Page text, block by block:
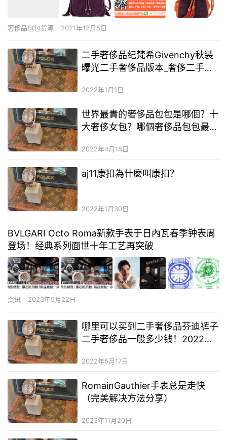
奢侈品包包货源 2021年12月5日
二手奢侈品纪梵希Givenchy秋装
曝光二手奢侈品版本_奢侈二手奢
2022年1月1日
世界最貴的奢侈品包包是哪個？十
大奢侈女包？哪個奢侈品包包最好
2022年4月18日
aj11康扣為什麼叫康扣？
2022年1月30日
BVLGARI Octo Roma新款手表于日內瓦春季钟表周
登场！经典系列面世十年工艺再突破
资讯 2023年5月22日
哪里可以买到二手奢侈品芬迪裤子
二手奢侈品一般多少钱！2022已
2022年5月17日
RomainGauthier手表总是走快
（完美解决方法分享）
2023年11月20日